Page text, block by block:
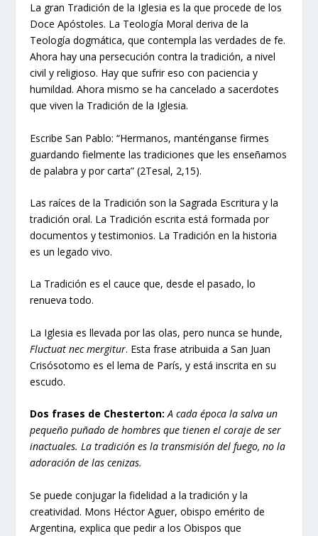
La gran Tradición de la Iglesia es la que procede de los
Doce Apóstoles. La Teología Moral deriva de la
Teología dogmática, que contempla las verdades de fe.
Ahora hay una persecución contra la tradición, a nivel
civil y religioso. Hay que sufrir eso con paciencia y
humildad. Ahora mismo se ha cancelado a sacerdotes
que viven la Tradición de la Iglesia.
Escribe San Pablo: “Hermanos, manténganse firmes
guardando fielmente las tradiciones que les enseñamos
de palabra y por carta” (2Tesal, 2,15).
Las raíces de la Tradición son la Sagrada Escritura y la
tradición oral. La Tradición escrita está formada por
documentos y testimonios. La Tradición en la historia
es un legado vivo.
La Tradición es el cauce que, desde el pasado, lo
renueva todo.
La Iglesia es llevada por las olas, pero nunca se hunde,
Fluctuat nec mergitur. Esta frase atribuida a San Juan
Crisósotomo es el lema de París, y está inscrita en su
escudo.
Dos frases de Chesterton:A cada época la salva un
pequeño puñado de hombres que tienen el coraje de ser
inactuales. La tradición es la transmisión del fuego, no la
adoración de las cenizas.
Se puede conjugar la fidelidad a la tradición y la
creatividad. Mons Héctor Aguer, obispo emérito de
Argentina, explica que pedir a los Obispos que